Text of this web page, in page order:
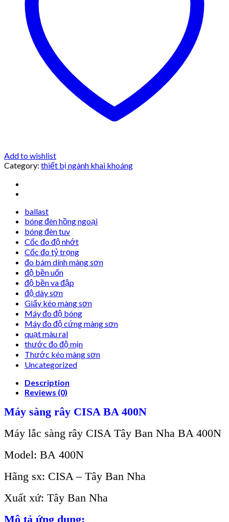
Add to wishlist
Category: thiết bị ngành khai khoáng
ballast
bóng đèn hồng ngoại
bóng đèn tuv
Cốc đo độ nhớt
Cốc đo tỷ trọng
đo bám dính màng sơn
độ bền uốn
độ bền va đập
độ dày sơn
Giấy kéo màng sơn
Máy đo độ bóng
Máy đo độ cứng màng sơn
quạt màu ral
thước đo độ mịn
Thước kéo màng sơn
Uncategorized
Description
Reviews (0)
Máy sàng rây CISA BA 400N
Máy lắc sàng rây CISA Tây Ban Nha BA 400N
Model: BA 400N
Hãng sx: CISA – Tây Ban Nha
Xuất xứ: Tây Ban Nha
Mô tả ứng dụng: